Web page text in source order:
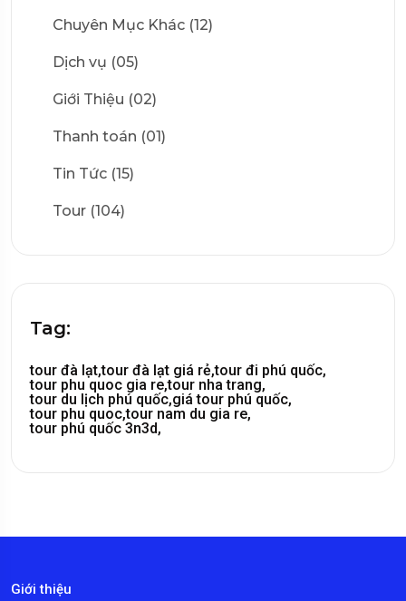
Chuyên Mục Khác (12)
Dịch vụ (05)
Giới Thiệu (02)
Thanh toán (01)
Tin Tức (15)
Tour (104)
Tag:
tour đà lạt,tour đà lạt giá rẻ,tour đi phú quốc,
tour phu quoc gia re,tour nha trang,
tour du lịch phú quốc,giá tour phú quốc,
tour phu quoc,tour nam du gia re,
tour phú quốc 3n3d,
Giới thiệu